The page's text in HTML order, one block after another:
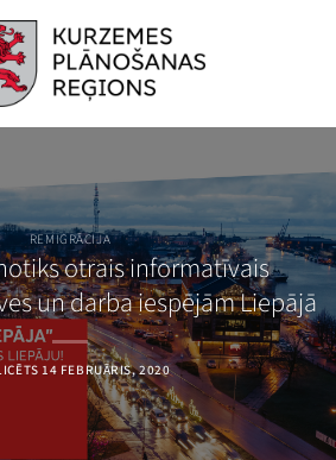
REMIGRĀCIJA
otrais informatīvais
un darba iespējām Liepājā
14 FEBRUĀRIS, 2020